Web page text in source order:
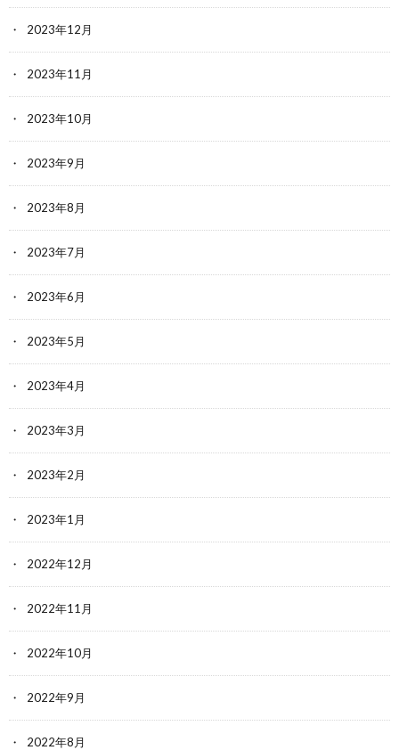
2023年12月
2023年11月
2023年10月
2023年9月
2023年8月
2023年7月
2023年6月
2023年5月
2023年4月
2023年3月
2023年2月
2023年1月
2022年12月
2022年11月
2022年10月
2022年9月
2022年8月